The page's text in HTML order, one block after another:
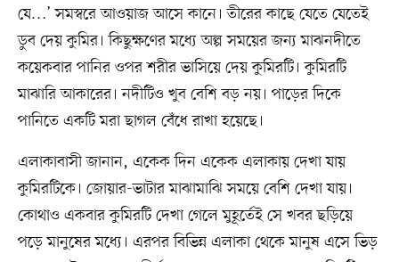
যে…’ সমস্বরে আওয়াজ আসে কানে। তীরের কাছে যেতে যেতেই
ডুব দেয় কুমির। কিছুক্ষণের মধ্যে অল্প সময়ের জন্য মাঝনদীতে
কয়েকবার পানির ওপর শরীর ভাসিয়ে দেয় কুমিরটি। কুমিরটি
মাঝারি আকারের। নদীটিও খুব বেশি বড় নয়। পাড়ের দিকে
পানিতে একটি মরা ছাগল বেঁধে রাখা হয়েছে।
এলাকাবাসী জানান, একেক দিন একেক এলাকায় দেখা যায়
কুমিরটিকে। জোয়ার-ভাটার মাঝামাঝি সময়ে বেশি দেখা যায়।
কোথাও একবার কুমিরটি দেখা গেলে মুহূর্তেই সে খবর ছড়িয়ে
পড়ে মানুষের মধ্যে। এরপর বিভিন্ন এলাকা থেকে মানুষ এসে ভিড়